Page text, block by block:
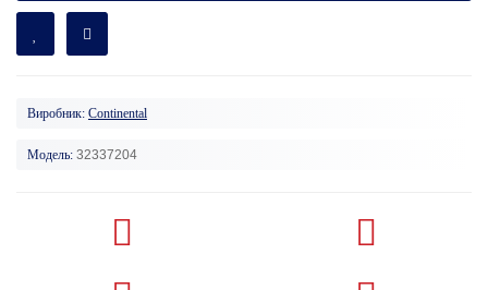
Виробник: Continental
Модель: 32337204